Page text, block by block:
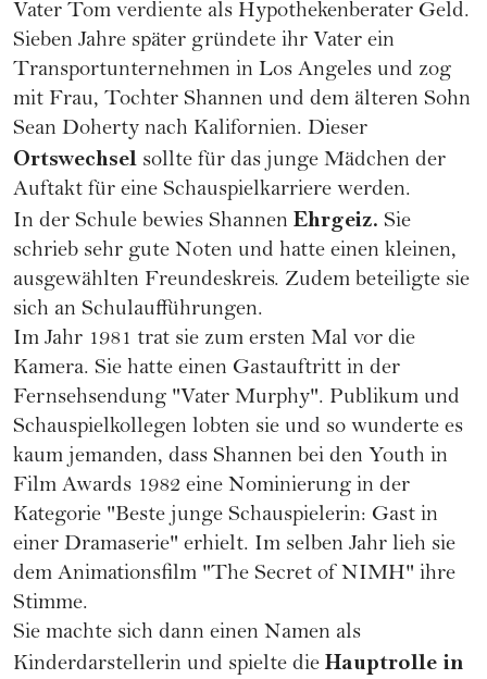
Vater Tom verdiente als Hypothekenberater Geld.
Sieben Jahre später gründete ihr Vater ein
Transportunternehmen in Los Angeles und zog
mit Frau, Tochter Shannen und dem älteren Sohn
Sean Doherty nach Kalifornien. Dieser
Ortswechsel sollte für das junge Mädchen der
Auftakt für eine Schauspielkarriere werden.
In der Schule bewies Shannen Ehrgeiz. Sie
schrieb sehr gute Noten und hatte einen kleinen,
ausgewählten Freundeskreis. Zudem beteiligte sie
sich an Schulaufführungen.
Im Jahr 1981 trat sie zum ersten Mal vor die
Kamera. Sie hatte einen Gastauftritt in der
Fernsehsendung "Vater Murphy". Publikum und
Schauspielkollegen lobten sie und so wunderte es
kaum jemanden, dass Shannen bei den Youth in
Film Awards 1982 eine Nominierung in der
Kategorie "Beste junge Schauspielerin: Gast in
einer Dramaserie" erhielt. Im selben Jahr lieh sie
dem Animationsfilm "The Secret of NIMH" ihre
Stimme.
Sie machte sich dann einen Namen als
Kinderdarstellerin und spielte die Hauptrolle in